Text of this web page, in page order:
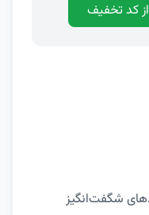
کد تخفیف
شگفت‌انگیز